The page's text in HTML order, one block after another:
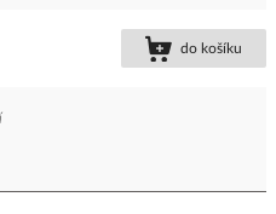
do košíku